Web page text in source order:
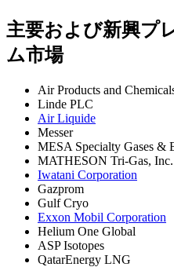
主要および新興プ
ム市場
Air Products and
Linde PLC
Air Liquide
Messer
MESA Specialty Gases &
MATHESON Tri-Gas, Inc.
Iwatani Corporation
Gazprom
Gulf Cryo
Exxon Mobil Corporation
Helium One Global
ASP Isotopes
QatarEnergy LNG